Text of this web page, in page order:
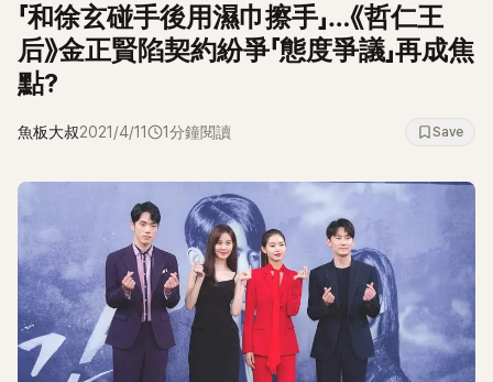
「和徐玄碰手後用濕巾擦手」…《哲仁王
后》金正賢陷契約紛爭「態度爭議」再成焦
點?
魚板大叔2021/4/11 1分鐘閱讀 Save